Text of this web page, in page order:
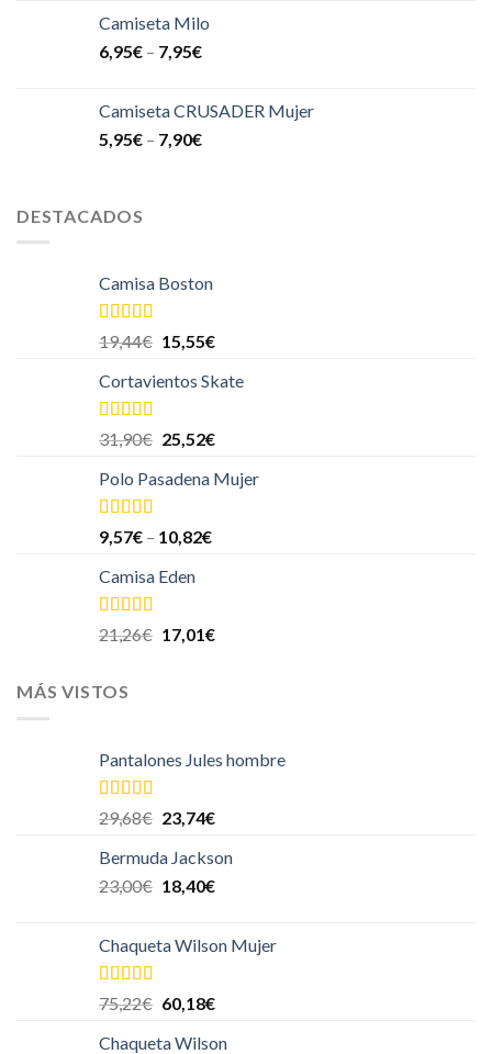
Camiseta Milo
6,95€ – 7,95€
Camiseta CRUSADER Mujer
5,95€ – 7,90€
DESTACADOS
Camisa Boston
Valorado
4.00
5
19,44€ 15,55€
Cortavientos Skate
Valorado en
5.00
31,90€ 25,52€
Polo Pasadena Mujer
Valorado
en
5
9,57€ – 10,82€
Camisa Eden
Valorado
4.00
21,26€ 17,01€
MÁS VISTOS
Pantalones Jules hombre
Valorado en
5.00
29,68€ 23,74€
Bermuda Jackson
23,00€ 18,40€
Chaqueta Wilson Mujer
Valorado en
5.00
75,22€ 60,18€
Chaqueta Wilson